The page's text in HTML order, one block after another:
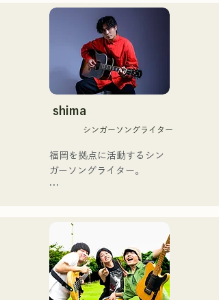
World is Love," sẽ được
phát hành vào ngày 25
tháng 6 năm 2025.
もゴールデンブザーを獲得
した、ノボせもんなべの応
援歌「ゴールデンブザー」
や、アメリカ留学時代の心
友とコライトした本格的カ
ントリーソング「Life Goes
それらの楽曲を揃えた自身
初のフルアルバム「ONE
2025.12.31にリリースし、
iTunesカントリーアルバム
て」、FBS「福岡く
ん。」、「発見らくちゃ
く！」やFUKUOKA
STREET PARTY、
Hannibal Halloween Music
ユニット
コロナ禍に入り、音楽で山
口県を盛り上げたいという
思いからユニットを始動。
当初は動画配信サイトでの
活動のみだったが、2020年
12月より、山口県の地元イ
地元音楽イベントやライブ
ハウスを中心にパフォーマ
ンスをしている。
shima
シンガーソングライター
福岡を拠点に活動するシン
ガーソングライター。
ードの繊細さを併せ持つ楽
曲を届けている。
コンセプトは、「等身大の